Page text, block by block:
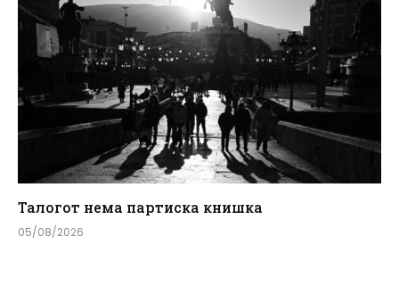
Талогот нема партиска книшка
05/08/2026